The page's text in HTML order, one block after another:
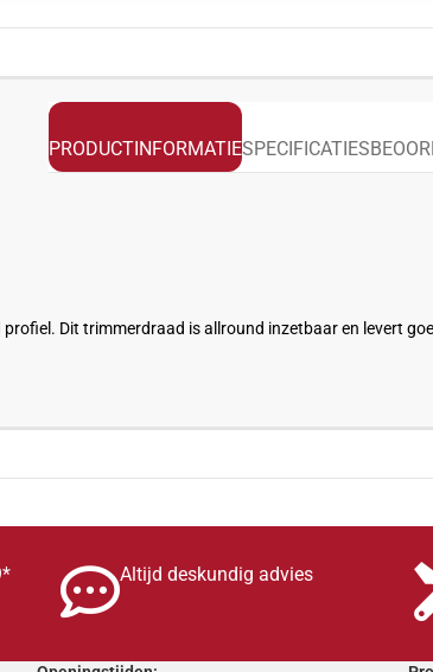
PRODUCTINFORMATIESPECIFICATIES
profiel. Dit trimmerdraad is allround inzetbaar en levert
Altijd deskundig advies